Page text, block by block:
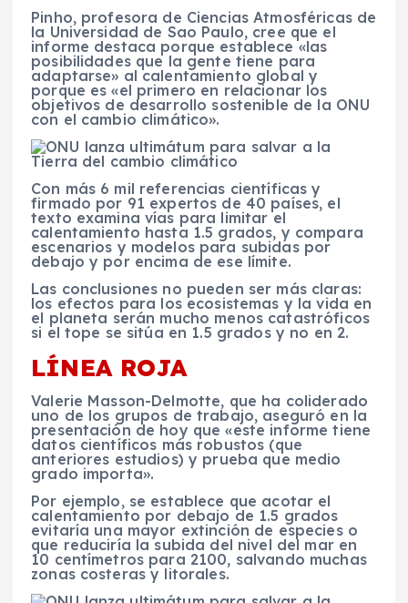
Pinho, profesora de Ciencias Atmosféricas de
la Universidad de Sao Paulo, cree que el
informe destaca porque establece «las
posibilidades que la gente tiene para
adaptarse» al calentamiento global y
porque es «el primero en relacionar los
objetivos de desarrollo sostenible de la ONU
con el cambio climático».
Con más 6 mil referencias científicas y
firmado por 91 expertos de 40 países, el
texto examina vías para limitar el
calentamiento hasta 1.5 grados, y compara
escenarios y modelos para subidas por
debajo y por encima de ese límite.
Las conclusiones no pueden ser más claras:
los efectos para los ecosistemas y la vida en
el planeta serán mucho menos catastróficos
si el tope se sitúa en 1.5 grados y no en 2.
LÍNEA ROJA
Valerie Masson-Delmotte, que ha coliderado
uno de los grupos de trabajo, aseguró en la
presentación de hoy que «este informe tiene
datos científicos más robustos (que
anteriores estudios) y prueba que medio
grado importa».
Por ejemplo, se establece que acotar el
calentamiento por debajo de 1.5 grados
evitaría una mayor extinción de especies o
que reduciría la subida del nivel del mar en
10 centímetros para 2100, salvando muchas
zonas costeras y litorales.